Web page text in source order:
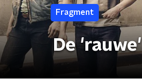
Fragment
De